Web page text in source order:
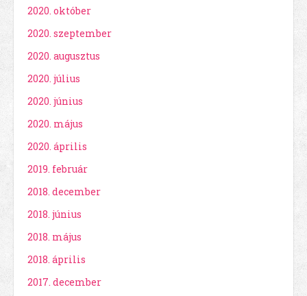
2020. október
2020. szeptember
2020. augusztus
2020. július
2020. június
2020. május
2020. április
2019. február
2018. december
2018. június
2018. május
2018. április
2017. december